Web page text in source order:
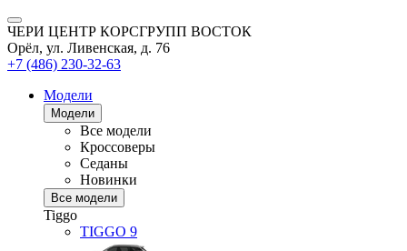
ЧЕРИ ЦЕНТР КОРСГРУПП ВОСТОК
Орёл, ул. Ливенская, д. 76
+7 (486) 230-32-63
Модели
Модели
Все модели
Кроссоверы
Седаны
Новинки
Все модели
Tiggo
TIGGO 9